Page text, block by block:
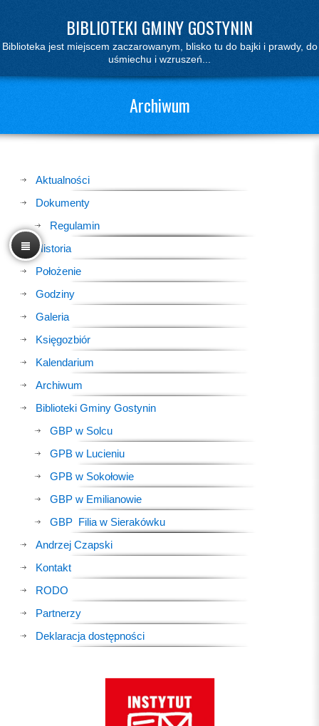
BIBLIOTEKI GMINY GOSTYNIN
Biblioteka jest miejscem zaczarowanym, blisko tu do bajki i prawdy, do
uśmiechu i wzruszeń...
Archiwum
Aktualności
Dokumenty
Regulamin
Historia
Położenie
Godziny
Galeria
Księgozbiór
Kalendarium
Archiwum
Biblioteki Gminy Gostynin
GBP w Solcu
GPB w Lucieniu
GPB w Sokołowie
GBP w Emilianowie
GBP Filia w Sierakówku
Andrzej Czapski
Kontakt
RODO
Partnerzy
Deklaracja dostępności